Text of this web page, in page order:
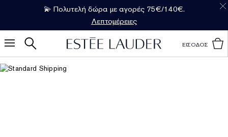
💫 Πολυτελή δώρα με αγορές 75€/140€.
Λεπτομέρειες
ΕΙΣΟΔΟΣ